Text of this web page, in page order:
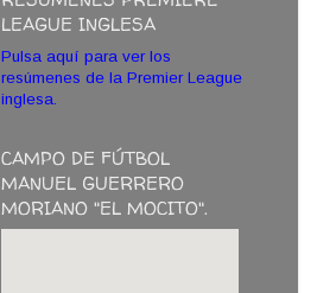
LEAGUE INGLESA
Pulsa aquí para ver los
resúmenes de la Premier League
inglesa.
CAMPO DE FÚTBOL
MANUEL GUERRERO
MORIANO "EL MOCITO".